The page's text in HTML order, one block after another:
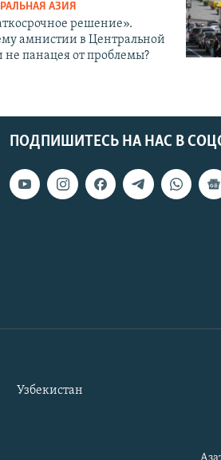
АЗИЯ
решение».
амнистии в Центральной
не панацея от проблемы?
ПОДПИШИТЕСЬ НА НАС В
Узбекистан